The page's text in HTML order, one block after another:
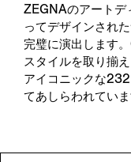
ZEGNAのアート
ってデザインされ
完璧に演出します
スタイルを取り揃
アイコニックな
てあしらわれていま